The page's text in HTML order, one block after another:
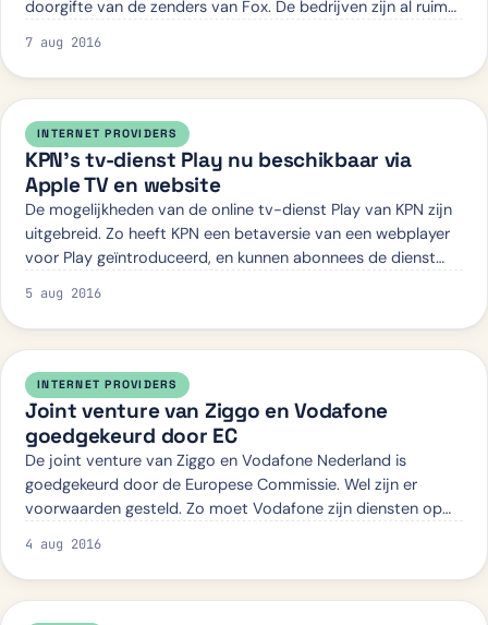
doorgifte van de zenders van Fox. De bedrijven zijn al ruim
7 aug 2016
INTERNET PROVIDERS
KPN’s tv-dienst Play nu beschikbaar via
Apple TV en website
De mogelijkheden van de online tv-dienst Play van KPN zijn
uitgebreid. Zo heeft KPN een betaversie van een webplayer
voor Play geïntroduceerd, en kunnen abonnees de dienst
5 aug 2016
INTERNET PROVIDERS
Joint venture van Ziggo en Vodafone
goedgekeurd door EC
De joint venture van Ziggo en Vodafone Nederland is
goedgekeurd door de Europese Commissie. Wel zijn er
voorwaarden gesteld. Zo moet Vodafone zijn diensten op
4 aug 2016